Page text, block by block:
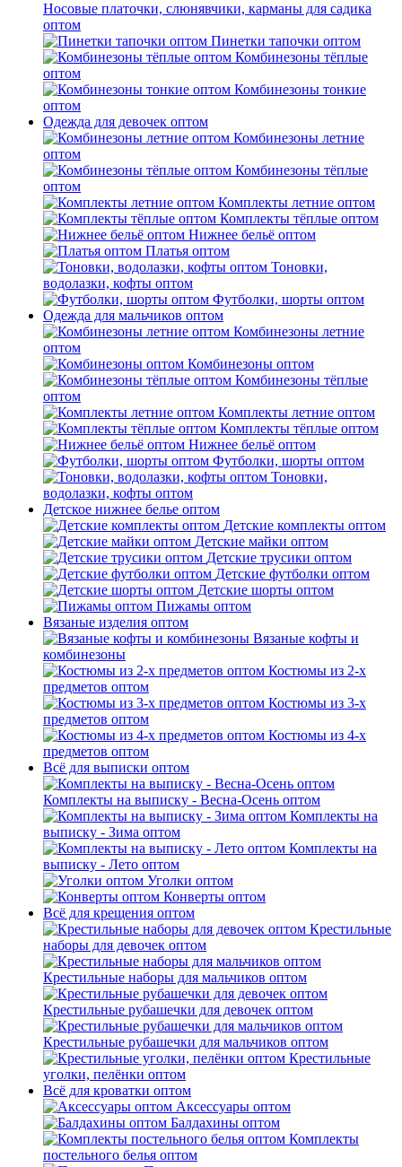
Носовые платочки, слюнявчики, карманы для садика
оптом
Пинетки тапочки оптом
Комбинезоны тёплые
оптом
Комбинезоны тонкие
оптом
Одежда для девочек оптом
Комбинезоны летние
оптом
Комбинезоны тёплые
оптом
Комплекты летние оптом
Комплекты тёплые оптом
Нижнее бельё оптом
Платья оптом
Тоновки,
водолазки, кофты оптом
Футболки, шорты оптом
Одежда для мальчиков оптом
Комбинезоны летние
оптом
Комбинезоны оптом
Комбинезоны тёплые
оптом
Комплекты летние оптом
Комплекты тёплые оптом
Нижнее бельё оптом
Футболки, шорты оптом
Тоновки,
водолазки, кофты оптом
Детское нижнее белье оптом
Детские комплекты оптом
Детские майки оптом
Детские трусики оптом
Детские футболки оптом
Детские шорты оптом
Пижамы оптом
Вязаные изделия оптом
Вязаные кофты и
комбинезоны
Костюмы из 2-х
предметов оптом
Костюмы из 3-х
предметов оптом
Костюмы из 4-х
предметов оптом
Всё для выписки оптом
Комплекты на выписку - Весна-Осень оптом
Комплекты на
выписку - Зима оптом
Комплекты на
выписку - Лето оптом
Уголки оптом
Конверты оптом
Всё для крещения оптом
Крестильные
наборы для девочек оптом
Крестильные наборы для мальчиков оптом
Крестильные рубашечки для девочек оптом
Крестильные рубашечки для мальчиков оптом
Крестильные
уголки, пелёнки оптом
Всё для кроватки оптом
Аксессуары оптом
Балдахины оптом
Комплекты
постельного белья оптом